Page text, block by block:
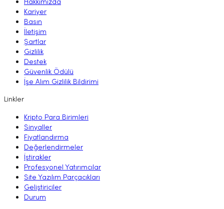
Hakkımızda
Kariyer
Basın
İletişim
Şartlar
Gizlilik
Destek
Güvenlik Ödülü
İşe Alım Gizlilik Bildirimi
Linkler
Kripto Para Birimleri
Sinyaller
Fiyatlandırma
Değerlendirmeler
İştirakler
Profesyonel Yatırımcılar
Site Yazılım Parçacıkları
Geliştiriciler
Durum